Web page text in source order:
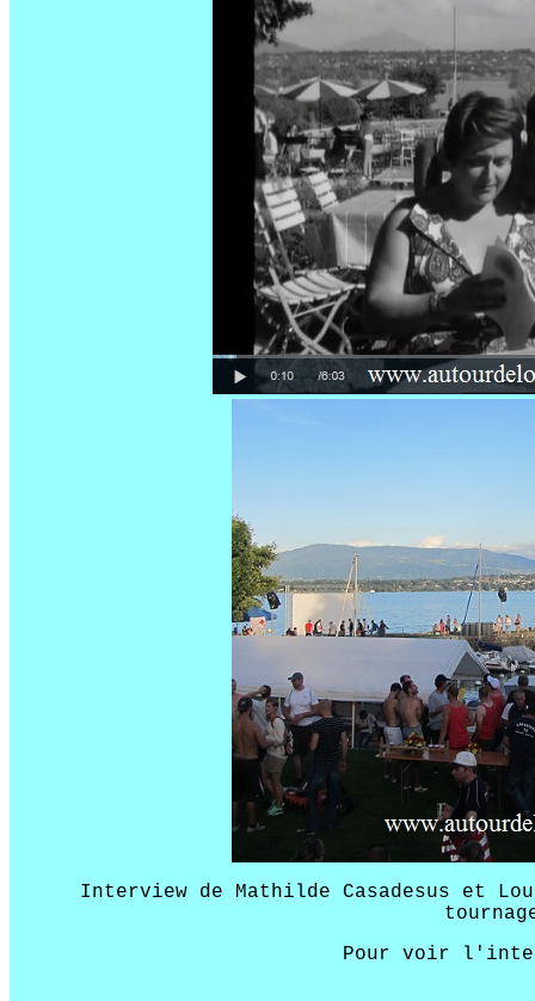
Interview de Mathilde Casadesus et
Pour voir